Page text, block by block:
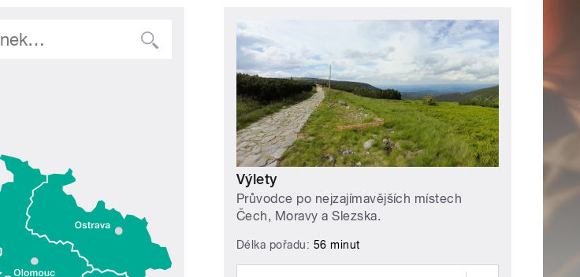
Výlety
Průvodce po nejzajímavějších místech
Čech, Moravy a Slezska.
Délka pořadu: 56 minut